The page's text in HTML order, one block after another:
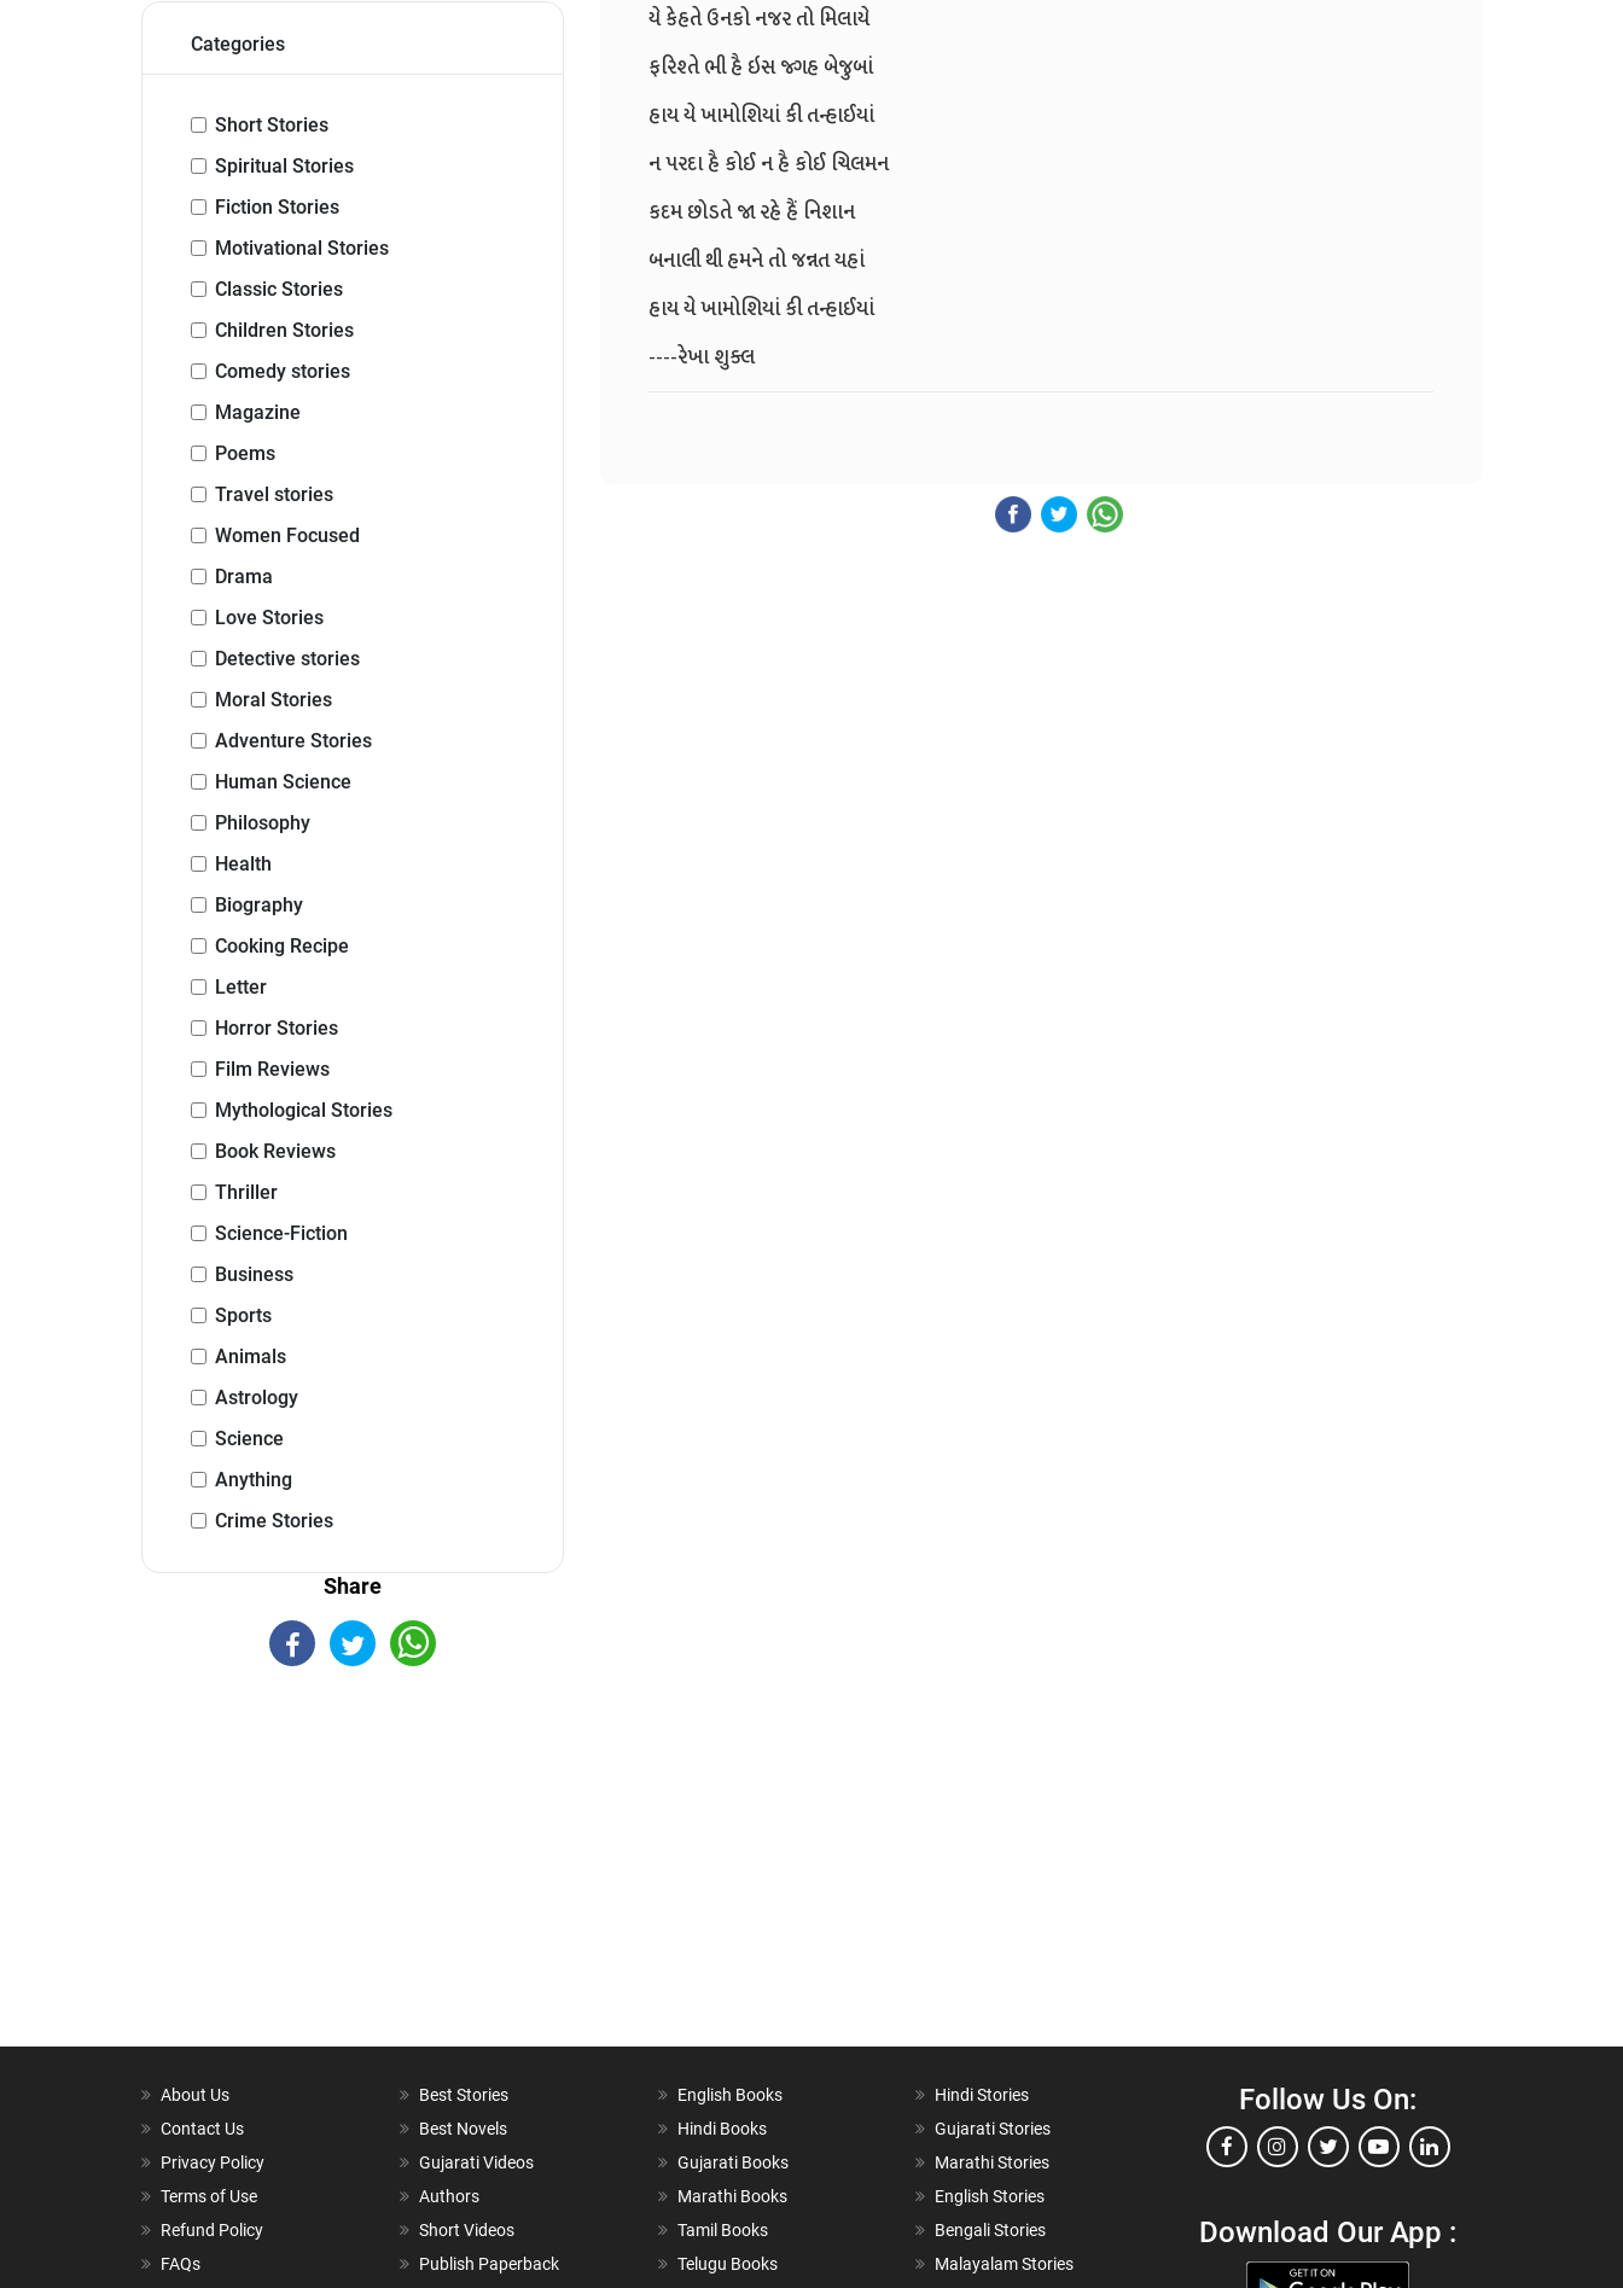
Categories
Short Stories
Spiritual Stories
Fiction Stories
Motivational Stories
Classic Stories
Children Stories
Comedy stories
Magazine
Poems
Travel stories
Women Focused
Drama
Love Stories
Detective stories
Moral Stories
Adventure Stories
Human Science
Philosophy
Health
Biography
Cooking Recipe
Letter
Horror Stories
Film Reviews
Mythological Stories
Book Reviews
Thriller
Science-Fiction
Business
Sports
Animals
Astrology
Science
Anything
Crime Stories
Share
યે કેહતે ઉનકો નજર તો મિલાયે
ફરિશ્તે ભી હૈ ઇસ જ્ગહ બેજુબાં
હાય યે ખામોશિયાં કી તન્હાઈયાં
ન પરદા હૈ કોઈ ન હૈ કોઈ ચિલમન
કદમ છોડતે જા રહે હૈં નિશાન
બનાલી થી હમને તો જન્નત યહાં
હાય યે ખામોશિયાં કી તન્હાઈયાં
----રેખા શુક્લ
About Us
Contact Us
Privacy Policy
Terms of Use
Refund Policy
FAQs
Best Stories
Best Novels
Gujarati Videos
Authors
Short Videos
Publish Paperback
English Books
Hindi Books
Gujarati Books
Marathi Books
Tamil Books
Telugu Books
Hindi Stories
Gujarati Stories
Marathi Stories
English Stories
Bengali Stories
Malayalam Stories
Follow Us On:
Download Our App :